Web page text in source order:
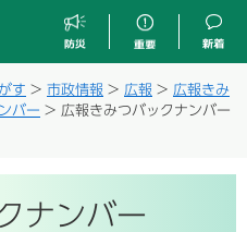
す > 市政情報 > 広報 > 広報きみ
バー > 広報きみつバックナンバー
ナンバー